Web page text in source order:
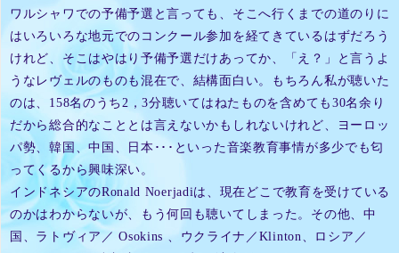
ワルシャワでの予備予選と言っても、そこへ行くまでの道のりに
はいろいろな地元でのコンクール参加を経てきているはずだろう
けれど、そこはやはり予備予選だけあってか、「え？」と言うよ
うなレヴェルのものも混在で、結構面白い。もちろん私が聴いた
のは、158名のうち2，3分聴いてはねたものを含めても30名余り
だから総合的なこととは言えないかもしれないけれど、ヨーロッ
パ勢、韓国、中国、日本･･･といった音楽教育事情が多少でも匂
ってくるから興味深い。
インドネシアのRonald Noerjadiは、現在どこで教育を受けている
のかはわからないが、もう何回も聴いてしまった。その他、中
国、ラトヴィア／ Osokins 、ウクライナ／Klinton、ロシア／